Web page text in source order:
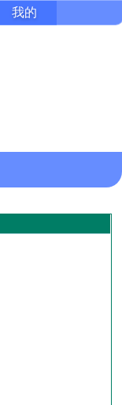
我的